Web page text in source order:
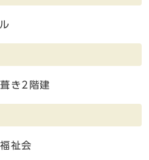
き2階建
祉会